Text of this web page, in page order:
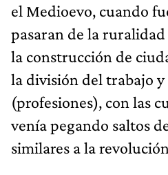
el Medioevo, cuando
pasaran de la
la construcción de
la división del trabajo y
(profesiones), con las
venía pegando saltos
similares a la